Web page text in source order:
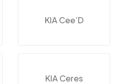
KIA Cee’D
KIA Ceres